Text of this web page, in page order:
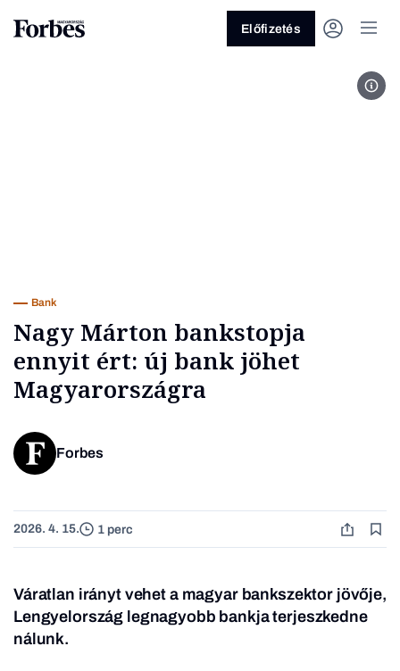
Előfizetés
Bank
Nagy Márton bankstopja
ennyit ért: új bank jöhet
Magyarországra
Forbes
2026. 4. 15. 1 perc
Váratlan irányt vehet a magyar bankszektor jövője,
Lengyelország legnagyobb bankja terjeszkedne
nálunk.